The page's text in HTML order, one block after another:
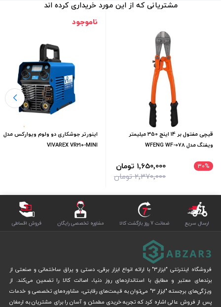
مشتریانی که از این مورد خریداری کرده اند
قیچی مفتول بر 14 اینچ 350 میلیمتر
ویفنگ مدل WFENG WF-078
30%
2٬370٬000 تومان
1٬650٬000 تومان
ناموجود
اینورتر جوشکاری دو ولوم ویوارکس مدل
VIVAREX VR210-MINI
ارسال سریع ضمانت 7 روز بازگشت کالا مشاوره تخصصی رایگان فروش اقساطی
فروشگاه اینترنتی "ابزار3" با ارائه انواع ابزار برقی، دستی و یراق ساختمانی و صنعتی از
برندهای معتبر و مطابق با استانداردهای روز دنیا، اصالت کالا را تضمین می‌کند. از
ویژگی‌های برجسته "ابزار 3" می‌توان به قیمت‌های رقابتی، مشاوره‌های تخصصی و خدمات
پس از فروش عالی اشاره کرد که تجربه خریدی مطمئن و آسان را برای مشتریان به ارمغان